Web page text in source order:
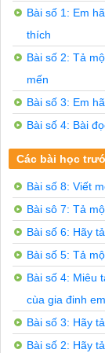
Bài số 1: Em
thích
Bài số 2: Tả
mến
Bài số 3: Em
Bài số 4: Bài
Các bài học
Bài số 8: Viết
Bài sô 7: Tả
Bài số 6: Hãy
Bài số 5: Tả
Bài số 4: Miêu
cùa gia đinh em
Bài số 3: Hãy
Bài số 2: Hãy